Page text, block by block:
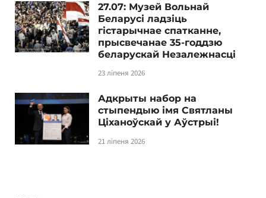
27.07: Музей Вольнай
Беларусі ладзіць
гістарычнае спатканне,
прысвечанае 35-годдзю
беларускай Незалежнасці
23 ліпеня 2026
Адкрыты набор на
стыпендыю імя Святланы
Ціханоўскай у Аўстрыі!
21 ліпеня 2026